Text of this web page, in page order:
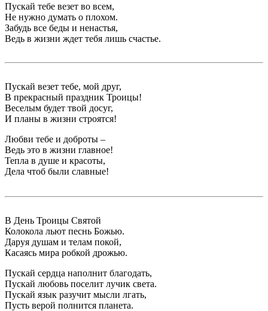
Пускай тебе везет во всем,
Не нужно думать о плохом.
Забудь все беды и ненастья,
Ведь в жизни ждет тебя лишь счастье.
Пускай везет тебе, мой друг,
В прекрасный праздник Троицы!
Веселым будет твой досуг,
И планы в жизни строятся!
Любви тебе и доброты –
Ведь это в жизни главное!
Тепла в душе и красоты,
Дела чтоб были славные!
В День Троицы Святой
Колокола льют песнь Божью.
Даруя душам и телам покой,
Касаясь мира робкой дрожью.
Пускай сердца наполнит благодать,
Пускай любовь поселит лучик света.
Пускай язык разучит мысли лгать,
Пусть верой полнится планета.